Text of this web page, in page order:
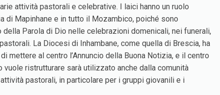
attività pastorali e celebrative. I laici hanno un ruolo
di Mapinhane e in tutto il Mozambico, poiché sono
della Parola di Dio nelle celebrazioni domenicali, nei funerali,
La Diocesi di Inhambane, come quella di Brescia, ha
mettere al centro l’Annuncio della Buona Notizia, e il centro
ristrutturare sarà utilizzato anche dalla comunità
pastorali, in particolare per i gruppi giovanili e i